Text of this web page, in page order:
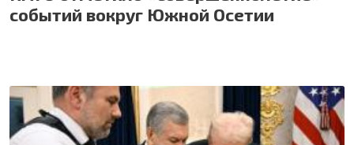
событий вокруг Южной Осетии